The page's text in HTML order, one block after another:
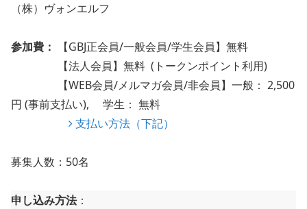
（株）ヴォンエルフ
参加費：
【GBJ正会員/一般会員/学生会員】無料
【法人会員】無料 (トークンポイント利用)
【WEB会員/メルマガ会員/非会員】一般： 2,500
円 (事前支払い), 学生： 無料
支払い方法（下記）
募集人数：50名
申し込み方法：